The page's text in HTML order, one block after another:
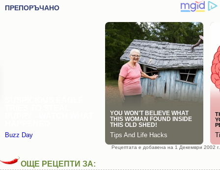
Рецептата е добавена на 1 Декември 2002 г.
ОЩЕ РЕЦЕПТИ ЗА: